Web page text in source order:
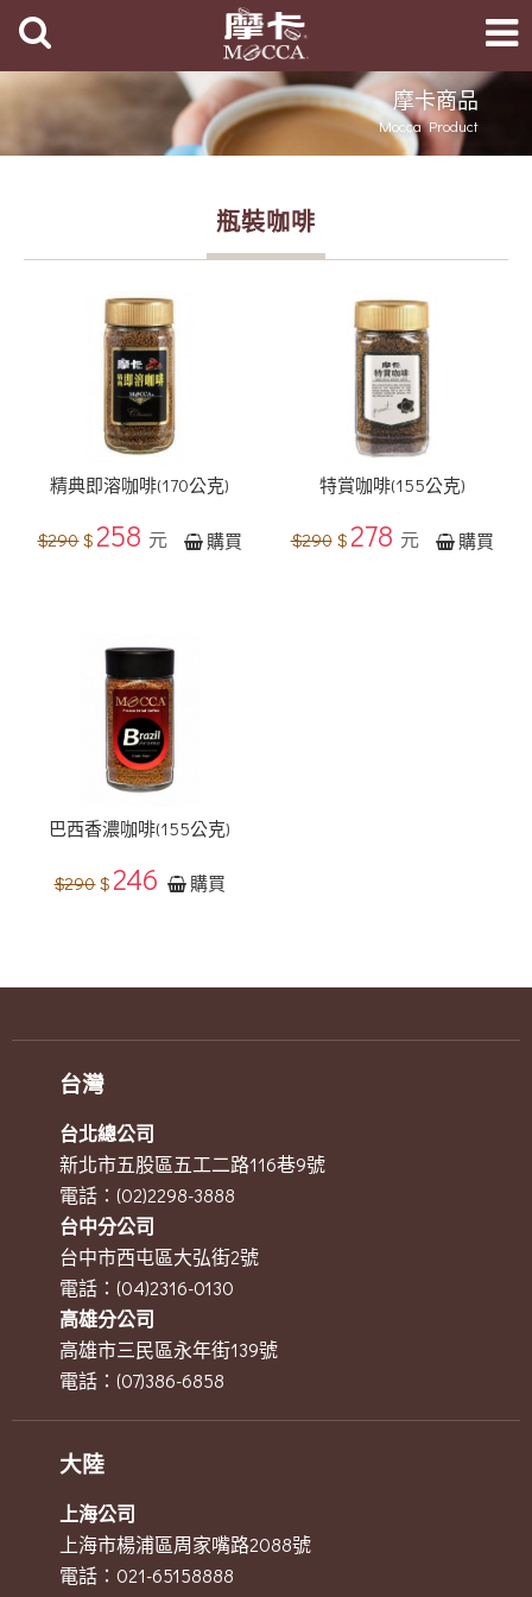
摩卡商品
Mocca Product
瓶裝咖啡
精典即溶咖啡(170公克)
$290$ 258 元 購買
特賞咖啡(155公克)
$290$ 278 元 購買
巴西香濃咖啡(155公克)
$290$ 246 購買
台灣
台北總公司
新北市五股區五工二路116巷9號
電話：(02)2298-3888
台中分公司
台中市西屯區大弘街2號
電話：(04)2316-0130
高雄分公司
高雄市三民區永年街139號
電話：(07)386-6858
大陸
上海公司
上海市楊浦區周家嘴路2088號
電話：021-65158888